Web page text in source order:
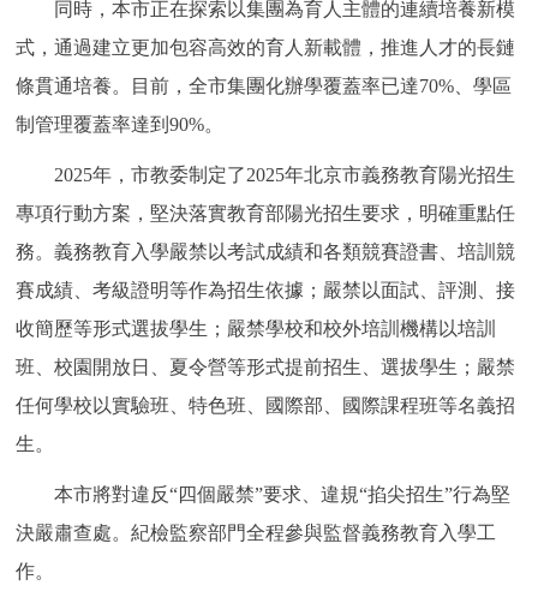
同時，本市正在探索以集團為育人主體的連續培養新模
式，通過建立更加包容高效的育人新載體，推進人才的長鏈
條貫通培養。目前，全市集團化辦學覆蓋率已達70%、學區
制管理覆蓋率達到90%。
2025年，市教委制定了2025年北京市義務教育陽光招生
專項行動方案，堅決落實教育部陽光招生要求，明確重點任
務。義務教育入學嚴禁以考試成績和各類競賽證書、培訓競
賽成績、考級證明等作為招生依據；嚴禁以面試、評測、接
收簡歷等形式選拔學生；嚴禁學校和校外培訓機構以培訓
班、校園開放日、夏令營等形式提前招生、選拔學生；嚴禁
任何學校以實驗班、特色班、國際部、國際課程班等名義招
生。
本市將對違反“四個嚴禁”要求、違規“掐尖招生”行為堅
決嚴肅查處。紀檢監察部門全程參與監督義務教育入學工
作。